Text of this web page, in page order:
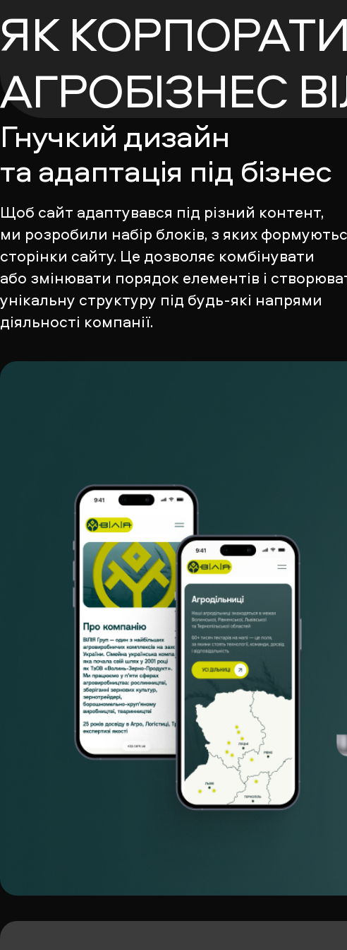
ЯК
АГРОБІЗНЕС
Гнучкий дизайн
та адаптація під бізнес
Щоб сайт адаптувався під різний контент,
ми розробили набір блоків, з яких
сторінки сайту. Це дозволяє комбінувати
або змінювати порядок елементів і
унікальну структуру під будь-які напрями
діяльності компанії.